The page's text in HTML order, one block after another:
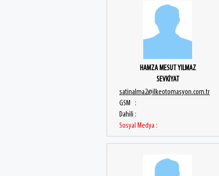
HAMZA MESUT YILMAZ
SEVKİYAT
satinalma2@ilkeotomasyon.com.tr
GSM :
Dahili :
Sosyal Medya :